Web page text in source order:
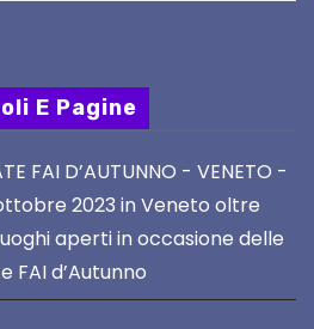
E Pagine
FAI D’AUTUNNO - VENETO -
2023 in Veneto oltre
aperti in occasione delle
FAI d’Autunno